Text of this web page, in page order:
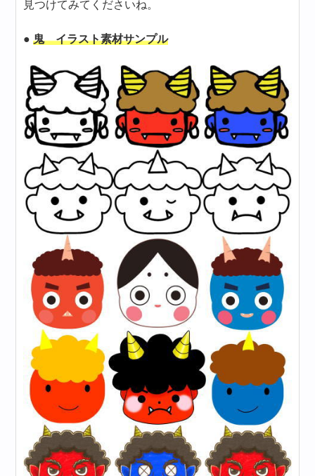
見つけてみてくださいね。
●鬼 イラスト素材サンプル